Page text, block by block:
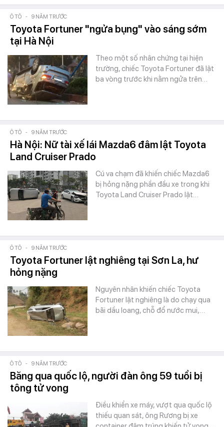
Ô TÔ - 9 NĂM TRƯỚC
Toyota Fortuner "ngửa bụng" vào sáng sớm
tại Hà Nội
Theo một số nhân chứng tại hiện
trường, chiếc Toyota Fortuner đã lật
ba vòng trước khi nằm ngửa trên…
Ô TÔ - 9 NĂM TRƯỚC
Hà Nội: Nữ tài xế lái Mazda6 đâm lật Toyota
Land Cruiser Prado
Cú va chạm đã khiến chiếc Mazda6
bị hỏng nặng phần đầu xe trong khi
Toyota Land Cruiser Prado lật…
Ô TÔ - 9 NĂM TRƯỚC
Toyota Fortuner lật nghiêng tại Sơn La, hư
hỏng nặng
Nguyên nhân khiến chiếc Toyota
Fortuner lật nghiêng là do chạy qua
bãi dầu loang, chỗ đổ nước mui,…
Ô TÔ - 9 NĂM TRƯỚC
Băng qua quốc lộ, người đàn ông 59 tuổi bị
tông tử vong
Điều khiển xe máy, vượt qua quốc lộ
thiếu quan sát, ông Rương bị xe